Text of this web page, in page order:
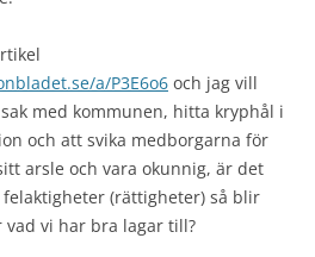
a/P3E6o6 och jag vill
med kommunen, hitta kryphål i
och att svika medborgarna för
arsle och vara okunnig, är det
(rättigheter) så blir
vi har bra lagar till?